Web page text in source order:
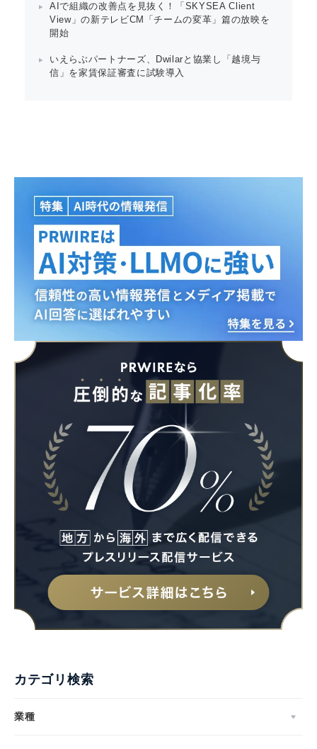
AIで組織の改善点を見抜く！「SKYSEA Client
View」の新テレビCM「チームの変革」篇の放映を
開始
いえらぶパートナーズ、Dwilarと協業し「越境与
信」を家賃保証審査に試験導入
カテゴリ検索
業種